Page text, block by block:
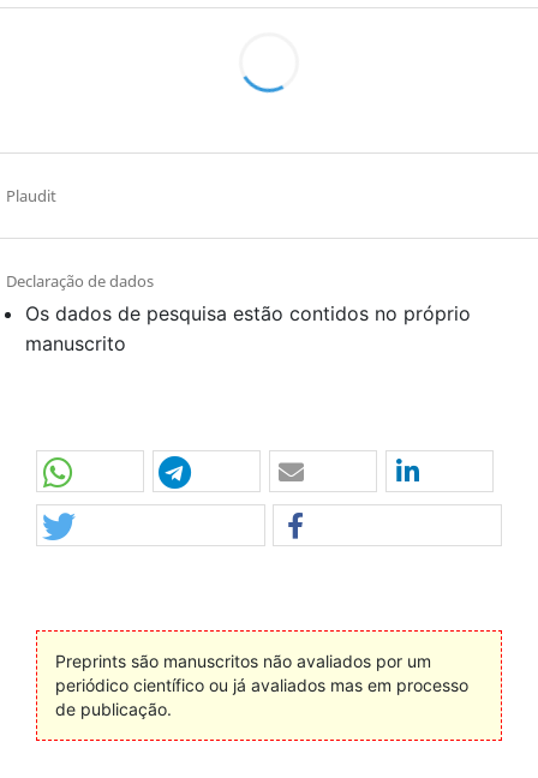
Plaudit
Declaração de dados
Os dados de pesquisa estão contidos no próprio
manuscrito
Preprints são manuscritos não avaliados por um
periódico científico ou já avaliados mas em processo
de publicação.